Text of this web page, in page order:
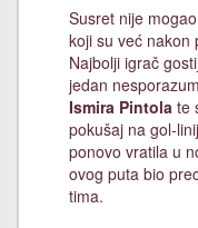
Susret nije
koji su već nakon
Najbolji igrač
jedan nesporazum
Ismira Pintola te
pokušaj na gol-
ponovo vratila u
ovog puta bio
tima.